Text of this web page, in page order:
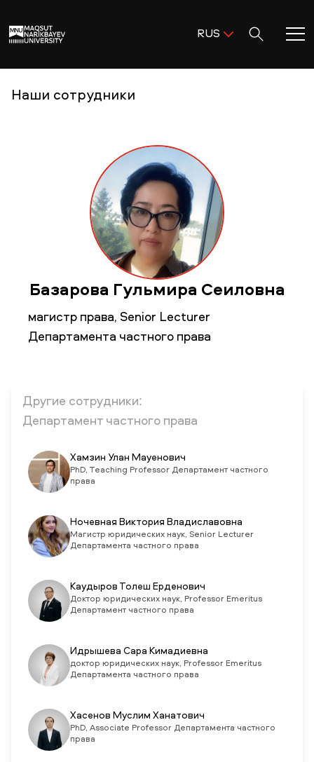
RUS
Главная
Академическая деятельность
Исследования и наука
Поступление и помощь
Жизнь в MNU
Наши сотрудники
Базарова Гульмира Сеиловна
магистр права, Senior Lecturer
Департамента частного права
Другие сотрудники:
Департамент частного права
Хамзин Улан Мауенович
PhD, Teaching Professor Департамент частного
права
Ночевная Виктория Владиславовна
Магистр юридических наук, Senior Lecturer
Департамента частного права
Каудыров Толеш Ерденович
Доктор юридических наук, Professor Emeritus
Департамент частного права
Идрышева Сара Кимадиевна
доктор юридических наук, Professor Emeritus
Департамента частного права
Хасенов Муслим Ханатович
PhD, Associate Professor Департамента частного
права